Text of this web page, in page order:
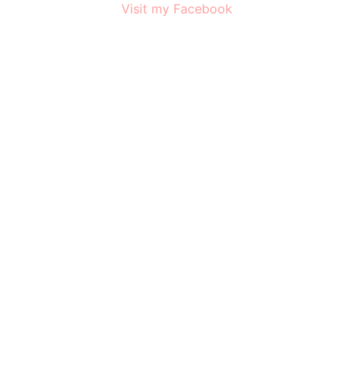
Visit my Facebook